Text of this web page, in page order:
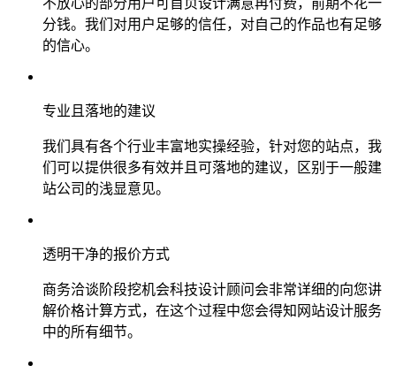
分钱。我们对用户足够的信任，对自己的作品也有足够
的信心。
专业且落地的建议
我们具有各个行业丰富地实操经验，针对您的站点，我
们可以提供很多有效并且可落地的建议，区别于一般建
站公司的浅显意见。
透明干净的报价方式
商务洽谈阶段挖机会科技设计顾问会非常详细的向您讲
解价格计算方式，在这个过程中您会得知网站设计服务
中的所有细节。